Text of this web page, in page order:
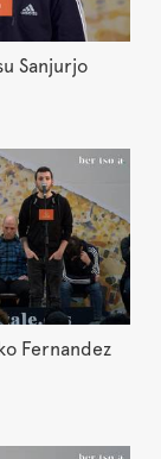
Sanjurjo
Fernandez